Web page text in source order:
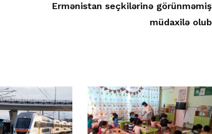
Ermənistan seçkilərinə görünməmiş
müdaxilə olub